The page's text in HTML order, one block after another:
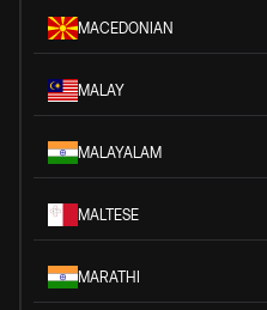
MACEDONIAN
MALAY
MALAYALAM
MALTESE
MARATHI